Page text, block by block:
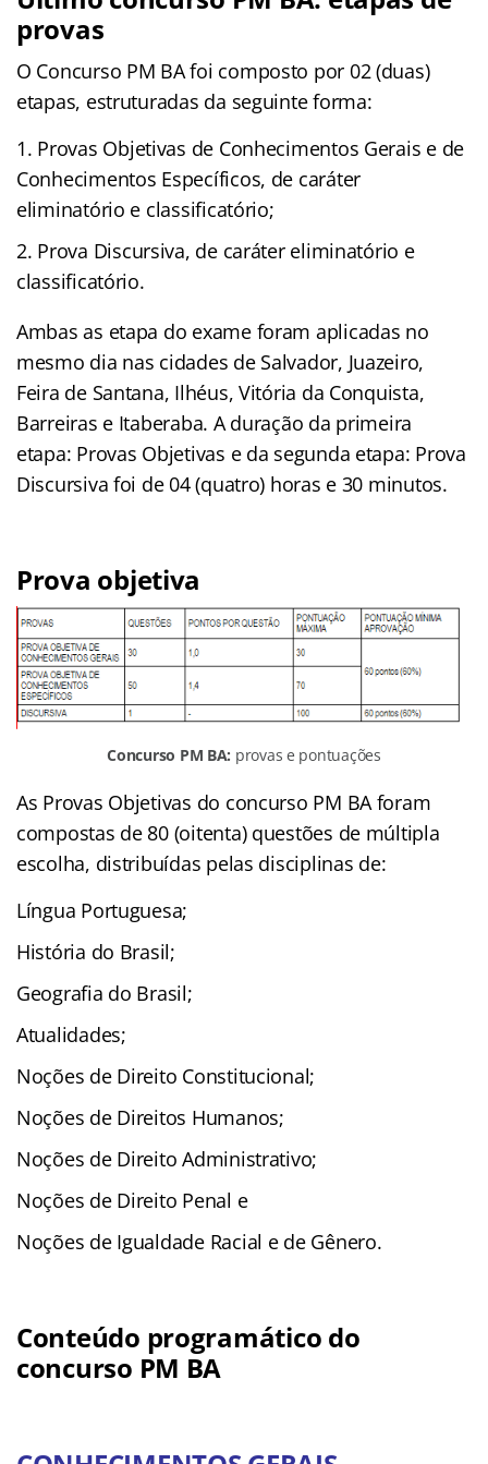
provas
O Concurso PM BA foi composto por 02 (duas)
etapas, estruturadas da seguinte forma:
Provas Objetivas de Conhecimentos Gerais e de
Conhecimentos Específicos, de caráter
eliminatório e classificatório;
Prova Discursiva, de caráter eliminatório e
classificatório.
Ambas as etapa do exame foram aplicadas no
mesmo dia nas cidades de Salvador, Juazeiro,
Feira de Santana, Ilhéus, Vitória da Conquista,
Barreiras e Itaberaba. A duração da primeira
etapa: Provas Objetivas e da segunda etapa: Prova
Discursiva foi de 04 (quatro) horas e 30 minutos.
Prova objetiva
Concurso PM BA: provas e pontuações
As Provas Objetivas do concurso PM BA foram
compostas de 80 (oitenta) questões de múltipla
escolha, distribuídas pelas disciplinas de:
Língua Portuguesa;
História do Brasil;
Geografia do Brasil;
Atualidades;
Noções de Direito Constitucional;
Noções de Direitos Humanos;
Noções de Direito Administrativo;
Noções de Direito Penal e
Noções de Igualdade Racial e de Gênero.
Conteúdo programático do
concurso PM BA